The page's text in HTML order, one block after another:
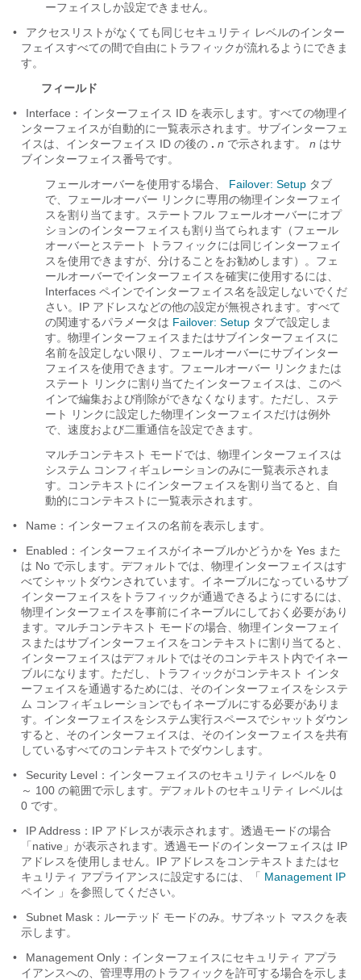
ーフェイスしか設定できません。
•
アクセスリストがなくても同じセキュリティ レベルのインター
フェイスすべての間で自由にトラフィックが流れるようにできま
す。
フィールド
•
Interface：インターフェイス ID を表示します。すべての物理イ
ンターフェイスが自動的に一覧表示されます。サブインターフェ
イスは、インターフェイス ID の後の . n で示されます。 n はサ
ブインターフェイス番号です。
フェールオーバーを使用する場合、
Failover: Setup タブ
で、フェールオーバー リンクに専用の物理インターフェイ
スを割り当てます。ステートフル フェールオーバーにオプ
ションのインターフェイスも割り当てられます（フェール
オーバーとステート トラフィックには同じインターフェイ
スを使用できますが、分けることをお勧めします）。フェ
ールオーバーでインターフェイスを確実に使用するには、
Interfaces ペインでインターフェイス名を設定しないでくだ
さい。IP アドレスなどの他の設定が無視されます。すべて
の関連するパラメータは Failover: Setup タブで設定しま
す。物理インターフェイスまたはサブインターフェイスに
名前を設定しない限り、フェールオーバーにサブインター
フェイスを使用できます。フェールオーバー リンクまたは
ステート リンクに割り当てたインターフェイスは、このペ
インで編集および削除ができなくなります。ただし、ステ
ート リンクに設定した物理インターフェイスだけは例外
で、速度および二重通信を設定できます。
マルチコンテキスト モードでは、物理インターフェイスは
システム コンフィギュレーションのみに一覧表示されま
す。コンテキストにインターフェイスを割り当てると、自
動的にコンテキストに一覧表示されます。
•
Name：インターフェイスの名前を表示します。
•
Enabled：インターフェイスがイネーブルかどうかを Yes また
は No で示します。デフォルトでは、物理インターフェイスはす
べてシャットダウンされています。イネーブルになっているサブ
インターフェイスをトラフィックが通過できるようにするには、
物理インターフェイスを事前にイネーブルにしておく必要があり
ます。マルチコンテキスト モードの場合、物理インターフェイ
スまたはサブインターフェイスをコンテキストに割り当てると、
インターフェイスはデフォルトではそのコンテキスト内でイネー
ブルになります。ただし、トラフィックがコンテキスト インタ
ーフェイスを通過するためには、そのインターフェイスをシステ
ム コンフィギュレーションでもイネーブルにする必要がありま
す。インターフェイスをシステム実行スペースでシャットダウン
すると、そのインターフェイスは、そのインターフェイスを共有
しているすべてのコンテキストでダウンします。
•
Security Level：インターフェイスのセキュリティ レベルを 0
～ 100 の範囲で示します。デフォルトのセキュリティ レベルは
0 です。
•
IP Address：IP アドレスが表示されます。透過モードの場合
「native」が表示されます。透過モードのインターフェイスは IP
アドレスを使用しません。IP アドレスをコンテキストまたはセ
キュリティ アプライアンスに設定するには、「
Management IP
ペイン 」を参照してください。
•
Subnet Mask：ルーテッド モードのみ。サブネット マスクを表
示します。
•
Management Only：インターフェイスにセキュリティ アプラ
イアンスへの、管理専用のトラフィックを許可する場合を示しま